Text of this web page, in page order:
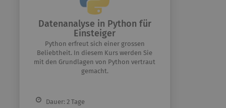
Datenanalyse in Python für
Einsteiger
Python erfreut sich einer grossen
Beliebtheit. In diesem Kurs werden Sie
mit den Grundlagen von Python vertraut
gemacht.
Dauer: 2 Tage